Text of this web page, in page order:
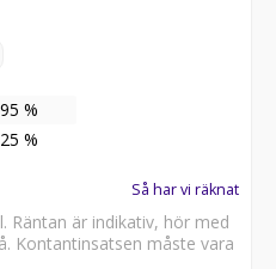
%
%
Så har vi räknat
Räntan är indikativ, hör med
Kontantinsatsen måste vara